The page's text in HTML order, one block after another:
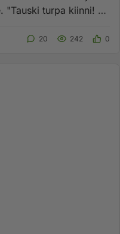
"Tauski turpa kiinni! "
20 242 0